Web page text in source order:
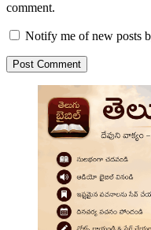
comment.
Notify me of new posts
Post Comment